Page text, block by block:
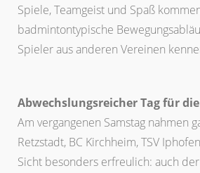
Spiele, Teamgeist und Spaß
badmintontypische
Spieler aus anderen Vereinen
Abwechslungsreicher Tag für
Am vergangenen Samstag nahmen
Retzstadt, BC Kirchheim, TSV
Sicht besonders erfreulich: auch